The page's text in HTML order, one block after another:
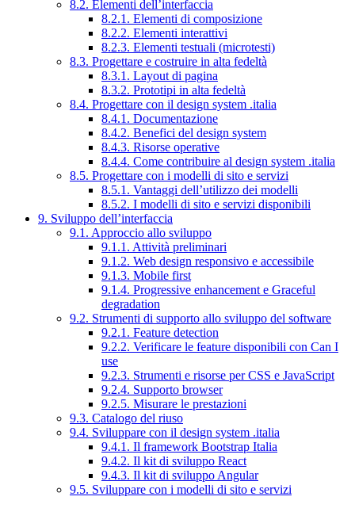
8.2. Elementi dell’interfaccia
8.2.1. Elementi di composizione
8.2.2. Elementi interattivi
8.2.3. Elementi testuali (microtesti)
8.3. Progettare e costruire in alta fedeltà
8.3.1. Layout di pagina
8.3.2. Prototipi in alta fedeltà
8.4. Progettare con il design system .italia
8.4.1. Documentazione
8.4.2. Benefici del design system
8.4.3. Risorse operative
8.4.4. Come contribuire al design system .italia
8.5. Progettare con i modelli di sito e servizi
8.5.1. Vantaggi dell’utilizzo dei modelli
8.5.2. I modelli di sito e servizi disponibili
9. Sviluppo dell’interfaccia
9.1. Approccio allo sviluppo
9.1.1. Attività preliminari
9.1.2. Web design responsivo e accessibile
9.1.3. Mobile first
9.1.4. Progressive enhancement e Graceful
degradation
9.2. Strumenti di supporto allo sviluppo del software
9.2.1. Feature detection
9.2.2. Verificare le feature disponibili con Can I
use
9.2.3. Strumenti e risorse per CSS e JavaScript
9.2.4. Supporto browser
9.2.5. Misurare le prestazioni
9.3. Catalogo del riuso
9.4. Sviluppare con il design system .italia
9.4.1. Il framework Bootstrap Italia
9.4.2. Il kit di sviluppo React
9.4.3. Il kit di sviluppo Angular
9.5. Sviluppare con i modelli di sito e servizi